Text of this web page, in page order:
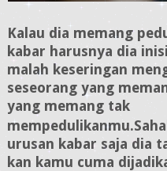
Kalau dia memang
kabar harusnya dia
malah keseringan
seseorang yang
yang memang tak
mempedulikanmu.
urusan kabar saja dia
kan kamu cuma